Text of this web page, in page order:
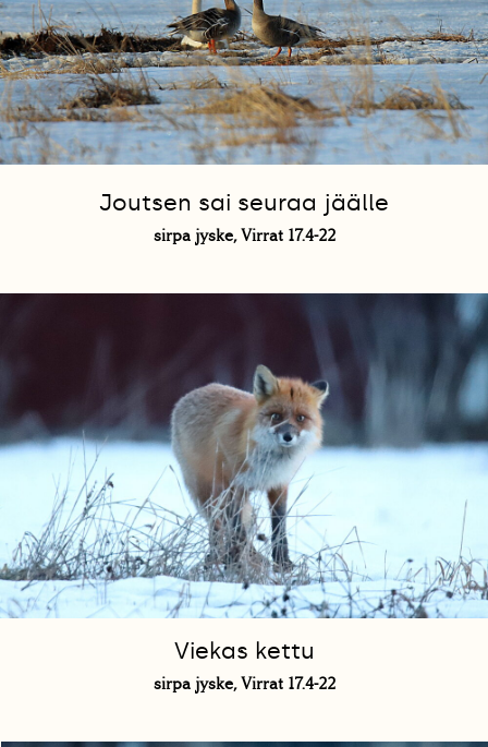
Joutsen sai seuraa jäälle
sirpa jyske, Virrat 17.4-22
Viekas kettu
sirpa jyske, Virrat 17.4-22